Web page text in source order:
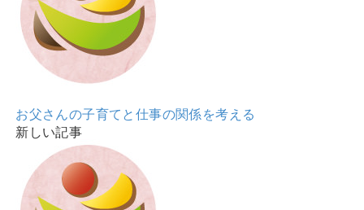
お父さんの子育てと仕事の関係を考える
新しい記事